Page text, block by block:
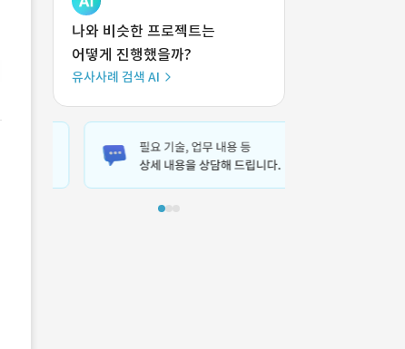
나와 비슷한 프로젝트는
어떻게 진행했을까?
유사사례 검색 AI